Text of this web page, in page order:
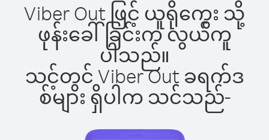
Viber Out ဖြင့် ယူရိုကွေး သို့
ဖုန်းခေါ်ခြင်းက လွယ်ကူ
ပါသည်။
သင့်တွင် Viber Out ခရက်ဒ
စ်များ ရှိပါက သင်သည်-